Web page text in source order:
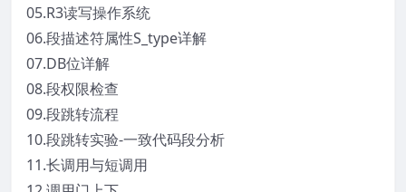
05.R3读写操作系统
06.段描述符属性S_type详解
07.DB位详解
08.段权限检查
09.段跳转流程
10.段跳转实验-一致代码段分析
11.长调用与短调用